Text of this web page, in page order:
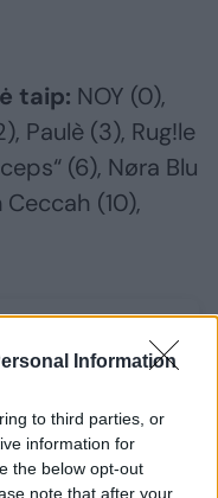
Information
to third parties, or
information for
the below opt-out
note that after your
taip: NOY (0),
Paulè (3), Rug!le
(6), Nøra Blu
Ceccah (10),